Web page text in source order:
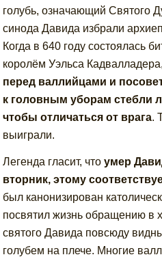
голубь, означающий Святого
синода Давида избрали
Когда в 640 году состоялась
королём Уэльса
перед валлийцами и
к головным уборам стебли
чтобы отличаться от врага.
выиграли.
Легенда гласит, чтоумер
вторник, этому
был канонизирован
посвятил жизнь обращению в
святого Давида повсюду
голубем на плече. Многие